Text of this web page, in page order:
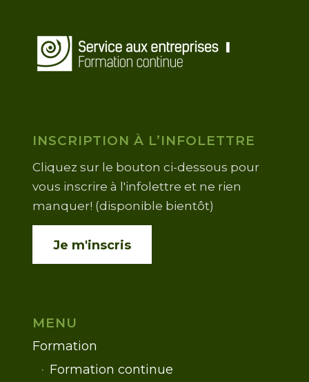
INSCRIPTION À L’INFOLETTRE
Cliquez sur le bouton ci-dessous pour
vous inscrire à l'infolettre et ne rien
manquer! (disponible bientôt)
Je m'inscris
MENU
Formation
Formation continue